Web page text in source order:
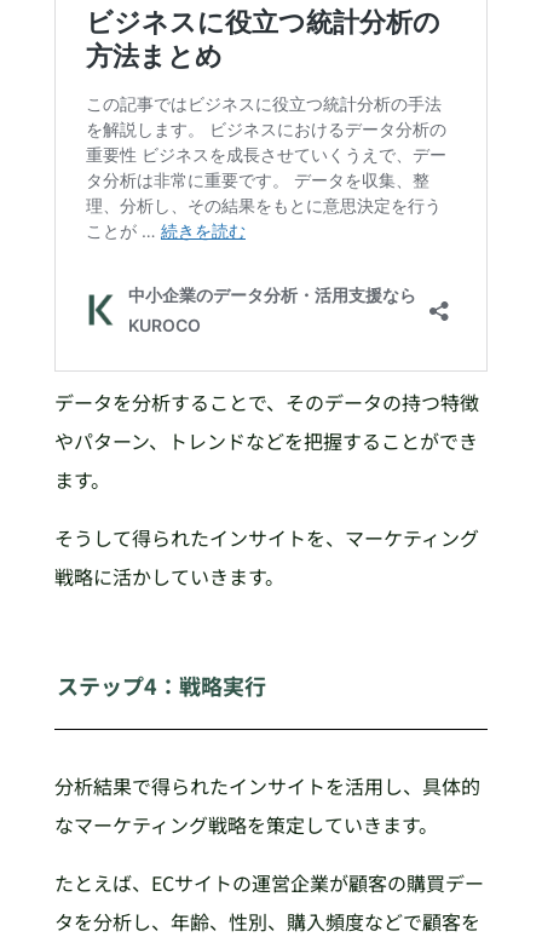
データを分析することで、そのデータの持つ特徴
やパターン、トレンドなどを把握することができ
ます。
そうして得られたインサイトを、マーケティング
戦略に活かしていきます。
ステップ4：戦略実行
分析結果で得られたインサイトを活用し、具体的
なマーケティング戦略を策定していきます。
たとえば、ECサイトの運営企業が顧客の購買デー
タを分析し、年齢、性別、購入頻度などで顧客を